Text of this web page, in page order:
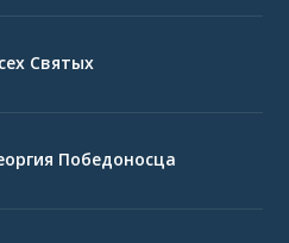
Святых
Победоносца